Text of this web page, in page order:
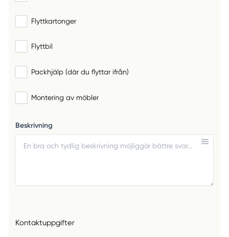
Flyttkartonger
Flyttbil
Packhjälp (där du flyttar ifrån)
Montering av möbler
Beskrivning
Kontaktuppgifter